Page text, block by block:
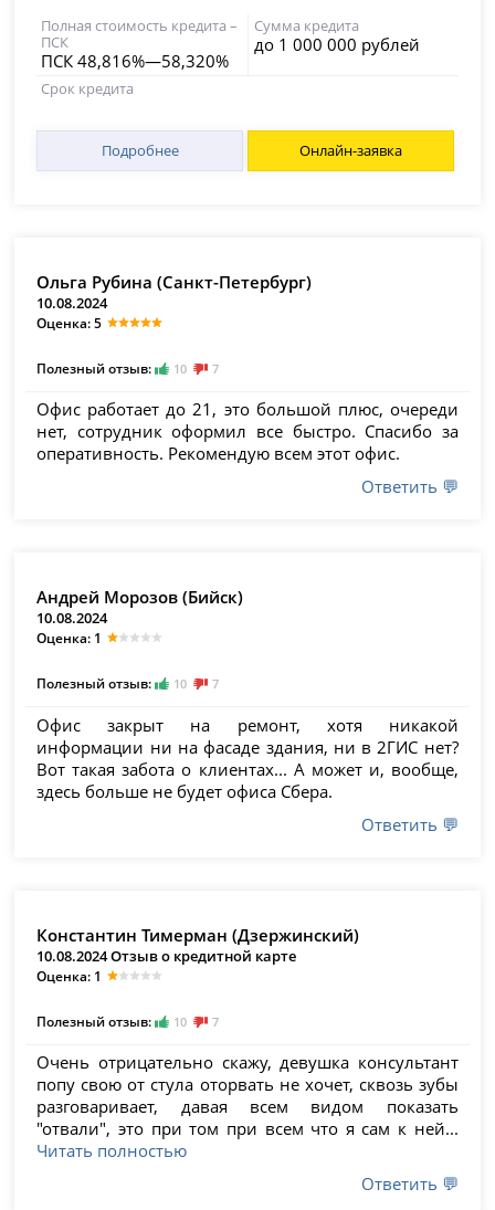
Полная стоимость кредита –
ПСК
ПСК 48,816%—58,320%
Сумма кредита
до 1 000 000 рублей
Срок кредита
Подробнее Онлайн-заявка
Ольга Рубина (Санкт-Петербург)
10.08.2024
Оценка: 5
Полезный отзыв: 10 7
Офис работает до 21, это большой плюс, очереди
нет, сотрудник оформил все быстро. Спасибо за
оперативность. Рекомендую всем этот офис.
Ответить 💬
Андрей Морозов (Бийск)
10.08.2024
Оценка: 1
Полезный отзыв: 10 7
Офис закрыт на ремонт, хотя никакой
информации ни на фасаде здания, ни в 2ГИС нет?
Вот такая забота о клиентах... А может и, вообще,
здесь больше не будет офиса Сбера.
Ответить 💬
Константин Тимерман (Дзержинский)
10.08.2024 Отзыв о кредитной карте
Оценка: 1
Полезный отзыв: 10 7
Очень отрицательно скажу, девушка консультант
попу свою от стула оторвать не хочет, сквозь зубы
разговаривает, давая всем видом показать
"отвали", это при том при всем что я сам к ней...
Читать полностью
Ответить 💬